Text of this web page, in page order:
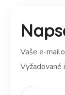
Vaše e-
Vyžadované